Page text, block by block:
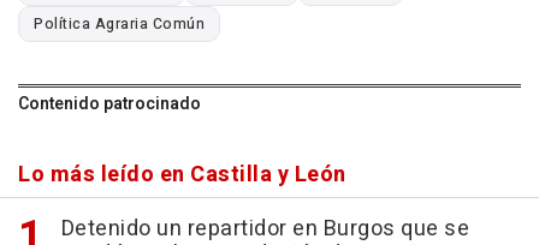
Política Agraria Común
Contenido patrocinado
Lo más leído en Castilla y León
Detenido un repartidor en Burgos que se